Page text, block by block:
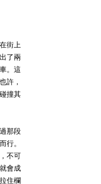
街上
了兩
。這
許，
撞其
那段
行。
不可
會成
住欄